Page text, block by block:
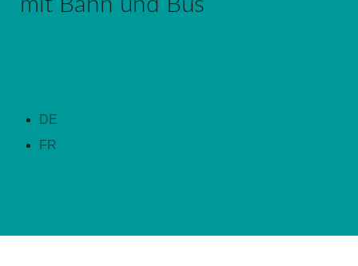
mit Bahn und Bus
DE
FR